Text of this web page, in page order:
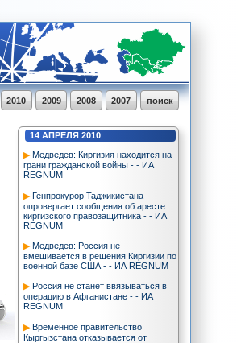
поиск
2007
2008
2009
2010
14 АПРЕЛЯ 2010
Медведев: Киргизия находится на
грани гражданской войны - - ИА
REGNUM
Генпрокурор Таджикистана
опровергает сообщения об аресте
киргизского правозащитника - - ИА
REGNUM
Медведев: Россия не
вмешивается в решения Киргизии по
военной базе США - - ИА REGNUM
Россия не станет ввязываться в
операцию в Афганистане - - ИА
REGNUM
Временное правительство
Кыргызстана отказывается от